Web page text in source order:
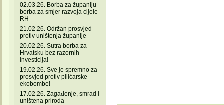
02.03.26. Borba za županiju
borba za smjer razvoja cijele
RH
21.02.26. Održan prosvjed
protiv uništenja županije
20.02.26. Sutra borba za
Hrvatsku bez razornih
investicija!
19.02.26. Sve je spremno za
prosvjed protiv pilićarske
ekobombe!
17.02.26. Zagađenje, smrad i
uništena priroda